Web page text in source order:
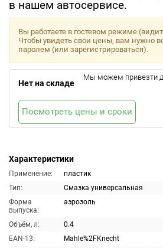
в нашем автосервисе.
Характеристики
Применение:
пластик
Тип:
Смазка универсальная
Форма
выпуска:
аэрозоль
Объём, л:
0.4
EAN-13:
Mahle%2FKnecht
Вы работаете в гостевом режиме
Чтобы увидеть свои цены, вам нужно
паролем (или зарегистрироваться).
Нет на складе
Мы можем привезти
Посмотреть цены и сроки